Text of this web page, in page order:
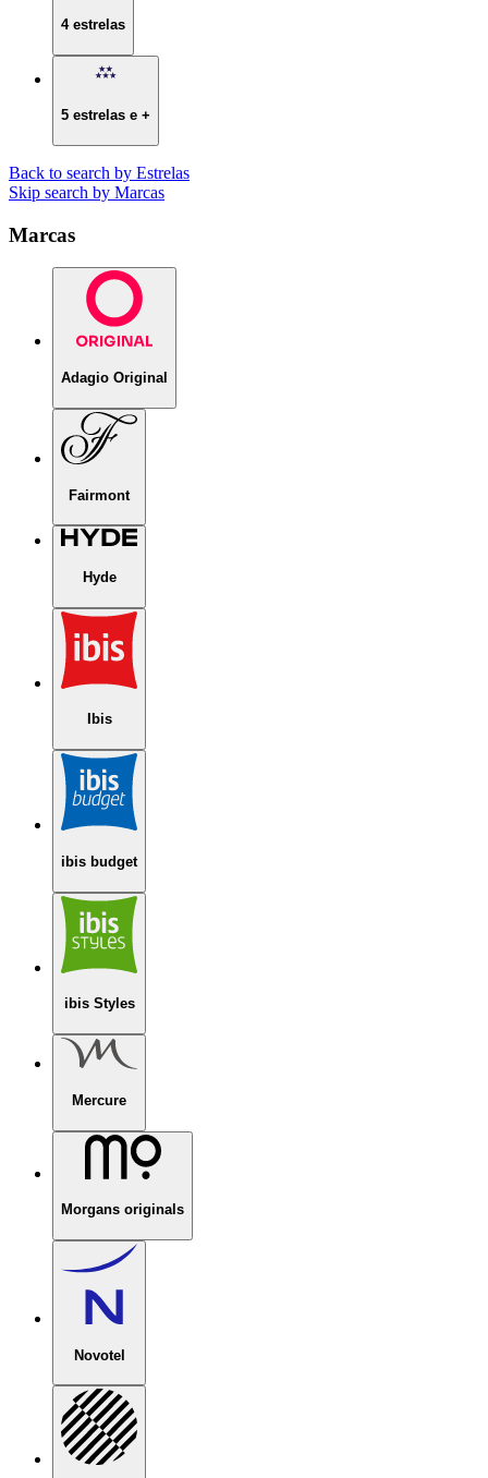
4 estrelas
5 estrelas e +
Back to search by Estrelas
Skip search by Marcas
Marcas
Adagio Original
Fairmont
Hyde
Ibis
ibis budget
ibis Styles
Mercure
Morgans originals
Novotel